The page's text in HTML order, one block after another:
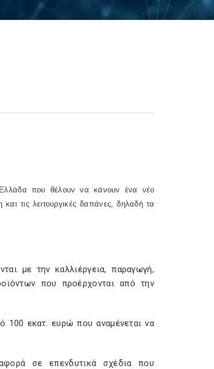
Ελλάδα που θέλουν να κάνουν ένα νέο
τις λειτουργικές δαπάνες, δηλαδή τα
με την καλλιέργεια, παραγωγή,
που προέρχονται από την
100 εκατ. ευρώ που αναμένεται να
σε επενδυτικά σχέδια που